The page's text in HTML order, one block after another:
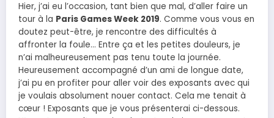
Hier, j’ai eu l’occasion, tant bien que mal, d’aller faire un
tour à la Paris Games Week 2019. Comme vous vous en
doutez peut-être, je rencontre des difficultés à
affronter la foule… Entre ça et les petites douleurs, je
n’ai malheureusement pas tenu toute la journée.
Heureusement accompagné d’un ami de longue date,
j’ai pu en profiter pour aller voir des exposants avec qui
je voulais absolument nouer contact. Cela me tenait à
cœur ! Exposants que je vous présenterai ci-dessous.